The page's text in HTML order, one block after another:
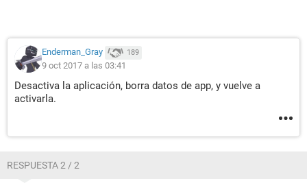
Enderman_Gray 189
9 oct 2017 a las 03:41
Desactiva la aplicación, borra datos de app, y vuelve a
activarla.
RESPUESTA 2 / 2